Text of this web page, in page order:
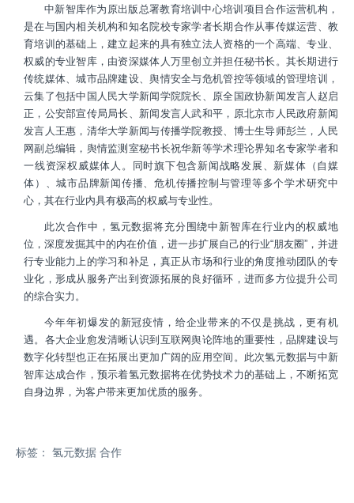
中新智库作为原出版总署教育培训中心培训项目合作运营机构，
是在与国内相关机构和知名院校专家学者长期合作从事传媒运营、教
育培训的基础上，建立起来的具有独立法人资格的一个高端、专业、
权威的专业智库，由资深媒体人万里创立并担任秘书长。其长期进行
传统媒体、城市品牌建设、舆情安全与危机管控等领域的管理培训，
云集了包括中国人民大学新闻学院院长、原全国政协新闻发言人赵启
正，公安部宣传局局长、新闻发言人武和平，原北京市人民政府新闻
发言人王惠，清华大学新闻与传播学院教授、博士生导师彭兰，人民
网副总编辑，舆情监测室秘书长祝华新等学术理论界知名专家学者和
一线资深权威媒体人。同时旗下包含新闻战略发展、新媒体（自媒
体）、城市品牌新闻传播、危机传播控制与管理等多个学术研究中
心，其在行业内具有极高的权威与专业性。
此次合作中，氢元数据将充分围绕中新智库在行业内的权威地
位，深度发掘其中的内在价值，进一步扩展自己的行业“朋友圈”，并进
行专业能力上的学习和补足，真正从市场和行业的角度推动团队的专
业化，形成从服务产出到资源拓展的良好循环，进而多方位提升公司
的综合实力。
今年年初爆发的新冠疫情，给企业带来的不仅是挑战，更有机
遇。各大企业愈发清晰认识到互联网舆论阵地的重要性，品牌建设与
数字化转型也正在拓展出更加广阔的应用空间。此次氢元数据与中新
智库达成合作，预示着氢元数据将在优势技术力的基础上，不断拓宽
自身边界，为客户带来更加优质的服务。
标签： 氢元数据 合作